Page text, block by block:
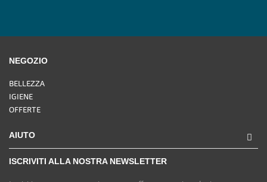
NEGOZIO
BELLEZZA
IGIENE
OFFERTE
AIUTO
ISCRIVITI ALLA NOSTRA NEWSLETTER